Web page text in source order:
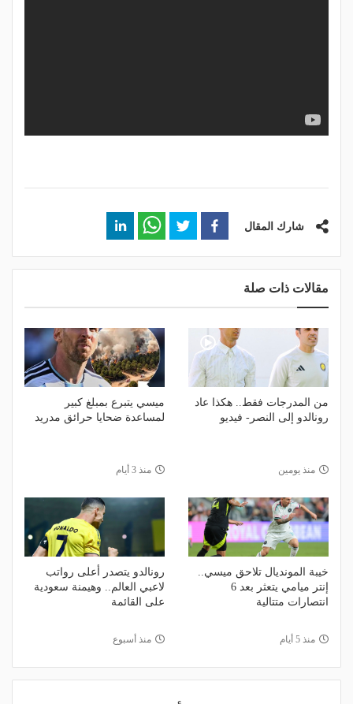
شارك المقال
مقالات ذات صلة
من المدرجات فقط.. هكذا عاد
رونالدو إلى النصر- فيديو
منذ يومين
ميسي يتبرع بمبلغ كبير
لمساعدة ضحايا حرائق مدريد
منذ 3 أيام
خيبة المونديال تلاحق ميسي..
إنتر ميامي يتعثر بعد 6
انتصارات متتالية
منذ 5 أيام
رونالدو يتصدر أعلى رواتب
لاعبي العالم.. وهيمنة سعودية
على القائمة
منذ أسبوع